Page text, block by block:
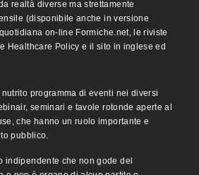
realtà diverse ma strettamente
(disponibile anche in versione
on-line Formiche.net, le riviste
Healthcare Policy e il sito in inglese ed
programma di eventi nei diversi
seminari e tavole rotonde aperte al
che hanno un ruolo importante e
pubblico.
indipendente che non gode del